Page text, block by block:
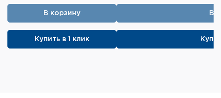
В корзину
Купить в 1 клик
В